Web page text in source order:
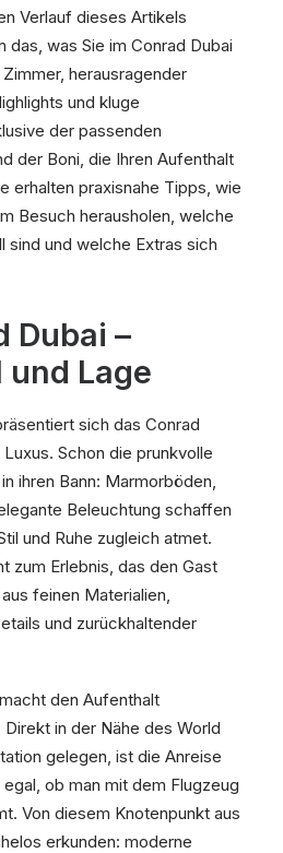
Verlauf dieses Artikels
das, was Sie im Conrad Dubai
herausragender
und kluge
der passenden
der Boni, die Ihren Aufenthalt
erhalten praxisnahe Tipps, wie
Besuch herausholen, welche
sind und welche Extras sich
Dubai –
Lage
sich das Conrad
Schon die prunkvolle
ihren Bann: Marmorböden,
Beleuchtung schaffen
und Ruhe zugleich atmet.
zum Erlebnis, das den Gast
feinen Materialien,
und zurückhaltender
den Aufenthalt
in der Nähe des World
gelegen, ist die Anreise
ob man mit dem Flugzeug
Von diesem Knotenpunkt aus
erkunden: moderne